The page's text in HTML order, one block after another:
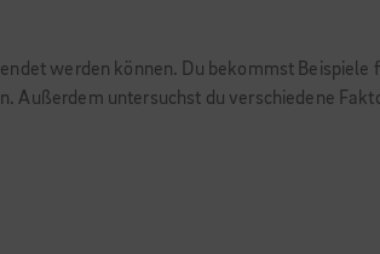
werden können. Du bekommst Beispiele
Außerdem untersuchst du verschiedene